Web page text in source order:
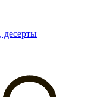
десерты